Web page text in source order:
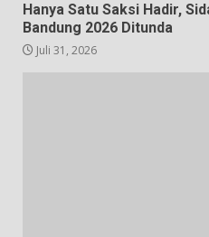
Hanya Satu Saksi Hadir,
Bandung 2026 Ditunda
Juli 31, 2026